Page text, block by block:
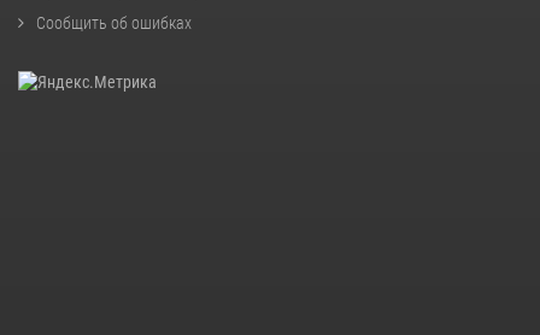
Сообщить об ошибках